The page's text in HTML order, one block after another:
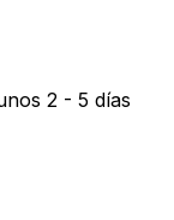
2 - 5 días